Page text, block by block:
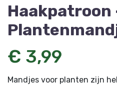
Haakpatroon
€ 3,99
Mandjes voor planten zijn